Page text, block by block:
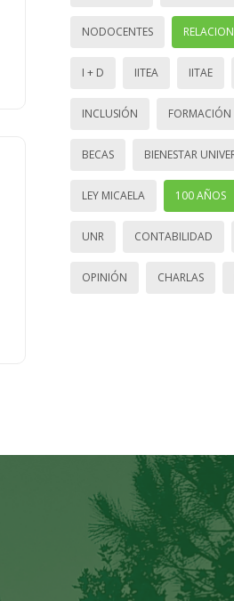
NODOCENTES
I + D IITEA IITAE
INCLUSIÓN FORMACIÓN
BECAS BIENESTAR
LEY MICAELA 100 AÑOS
UNR CONTABILIDAD
OPINIÓN CHARLAS